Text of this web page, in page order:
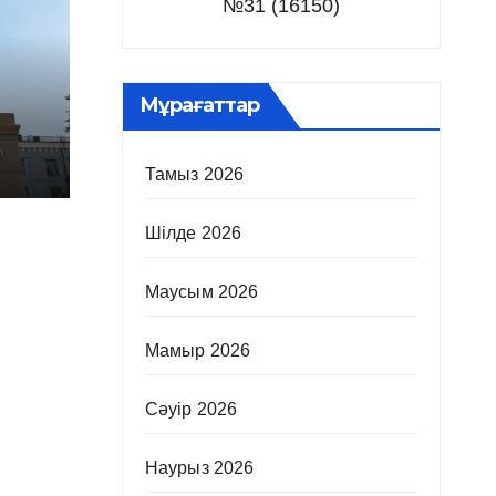
№31 (16150)
Мұрағаттар
Тамыз 2026
Шілде 2026
Маусым 2026
Мамыр 2026
Сәуір 2026
Наурыз 2026